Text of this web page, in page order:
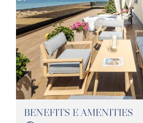
BENEFITS E AMENITIES